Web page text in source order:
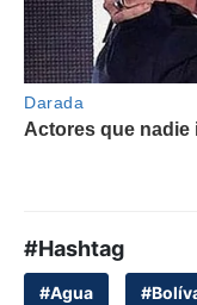
#Hashtag
#Agua